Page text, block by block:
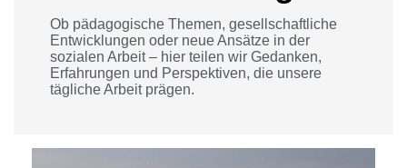
Ob pädagogische Themen, gesellschaftliche
Entwicklungen oder neue Ansätze in der
sozialen Arbeit – hier teilen wir Gedanken,
Erfahrungen und Perspektiven, die unsere
tägliche Arbeit prägen.